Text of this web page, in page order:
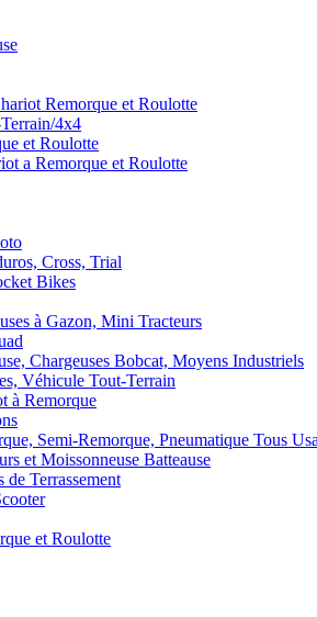
Remorque et Roulotte
4x4
et Roulotte
a Remorque et Roulotte
Cross, Trial
Bikes
à Gazon, Mini Tracteurs
Chargeuses Bobcat, Moyens Industriels
Véhicule Tout-Terrain
à Remorque
Semi-Remorque, Pneumatique Tous
et Moissonneuse Batteause
Terrassement
et Roulotte